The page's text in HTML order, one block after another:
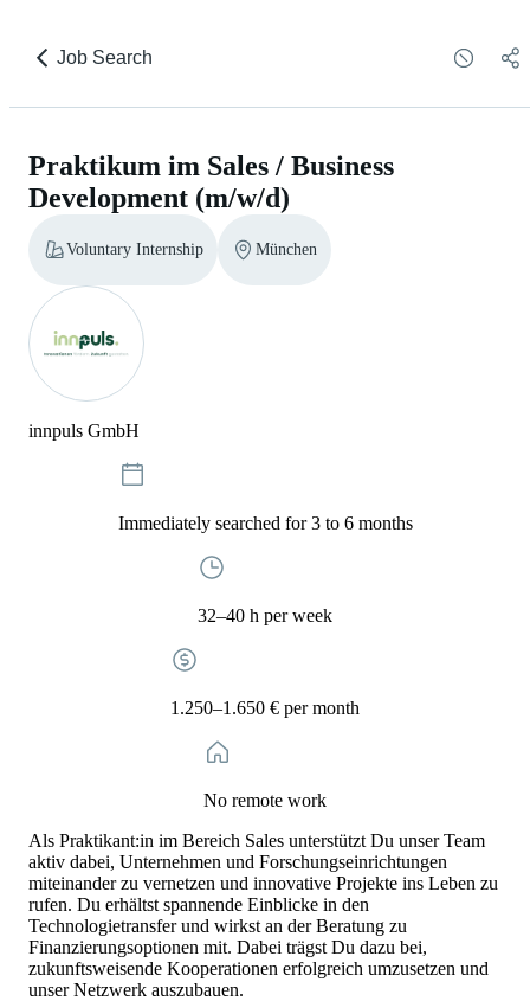
Job Search
Praktikum im Sales / Business
Development (m/w/d)
Voluntary Internship München
innpuls GmbH
Immediately searched for 3 to 6 months
32–40 h per week
1.250–1.650 € per month
No remote work
Als Praktikant:in im Bereich Sales unterstützt Du unser Team
aktiv dabei, Unternehmen und Forschungseinrichtungen
miteinander zu vernetzen und innovative Projekte ins Leben zu
rufen. Du erhältst spannende Einblicke in den
Technologietransfer und wirkst an der Beratung zu
Finanzierungsoptionen mit. Dabei trägst Du dazu bei,
zukunftsweisende Kooperationen erfolgreich umzusetzen und
unser Netzwerk auszubauen.